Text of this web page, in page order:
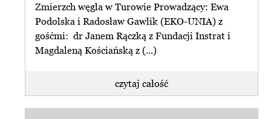
Zmierzch węgla w Turowie Prowadzący: Ewa
Podolska i Radosław Gawlik (EKO-UNIA) z
gośćmi: dr Janem Rączką z Fundacji Instrat i
Magdaleną Kościańską z (...)
czytaj całość